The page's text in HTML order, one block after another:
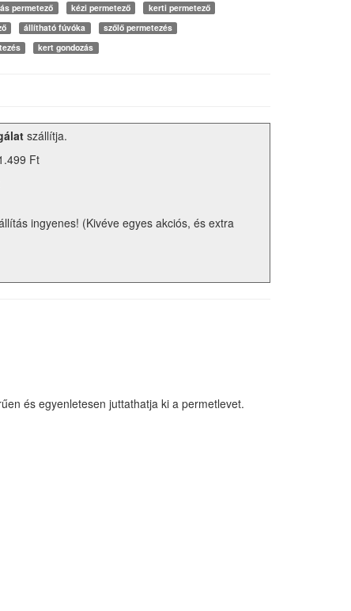
permetező kézi permetező
kerti permetező
állítható fúvóka
szőlő permetezés
kert gondozás
szállítja.
Ft
ingyenes! (Kivéve egyes akciós, és extra
és egyenletesen juttathatja ki a permetlevet.